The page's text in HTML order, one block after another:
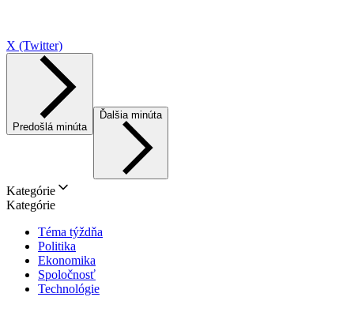
X (Twitter)
Predošlá minúta
Ďalšia minúta
Kategórie
Kategórie
Téma týždňa
Politika
Ekonomika
Spoločnosť
Technológie